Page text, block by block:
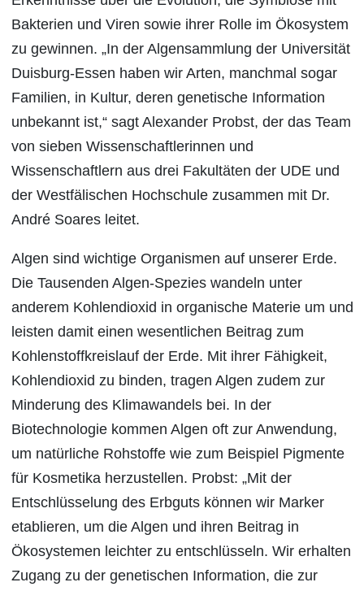
Bakterien und Viren sowie ihrer Rolle im Ökosystem
zu gewinnen. „In der Algensammlung der Universität
Duisburg-Essen haben wir Arten, manchmal sogar
Familien, in Kultur, deren genetische Information
unbekannt ist,“ sagt Alexander Probst, der das Team
von sieben Wissenschaftlerinnen und
Wissenschaftlern aus drei Fakultäten der UDE und
der Westfälischen Hochschule zusammen mit Dr.
André Soares leitet.
Algen sind wichtige Organismen auf unserer Erde.
Die Tausenden Algen-Spezies wandeln unter
anderem Kohlendioxid in organische Materie um und
leisten damit einen wesentlichen Beitrag zum
Kohlenstoffkreislauf der Erde. Mit ihrer Fähigkeit,
Kohlendioxid zu binden, tragen Algen zudem zur
Minderung des Klimawandels bei. In der
Biotechnologie kommen Algen oft zur Anwendung,
um natürliche Rohstoffe wie zum Beispiel Pigmente
für Kosmetika herzustellen. Probst: „Mit der
Entschlüsselung des Erbguts können wir Marker
etablieren, um die Algen und ihren Beitrag in
Ökosystemen leichter zu entschlüsseln. Wir erhalten
Zugang zu der genetischen Information, die zur